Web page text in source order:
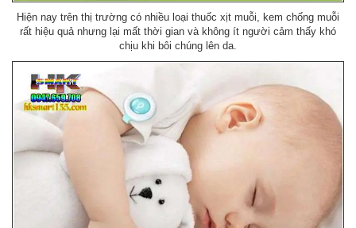
Hiện nay trên thị trường có nhiều loại thuốc xịt muỗi, kem chống muỗi
rất hiệu quả nhưng lại mất thời gian và không ít người cảm thấy khó
chịu khi bôi chúng lên da.